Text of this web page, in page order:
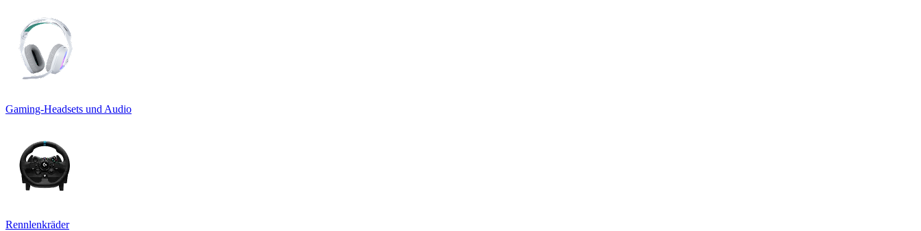
Gaming-Headsets und Audio
Rennlenkräder